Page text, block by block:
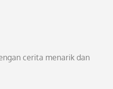
cerita menarik dan